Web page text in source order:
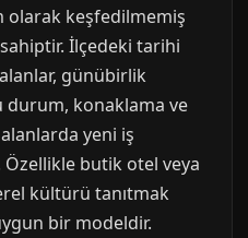
olarak keşfedilmemiş
İlçedeki tarihi
günübirlik
durum, konaklama ve
yeni iş
Özellikle butik otel veya
kültürü tanıtmak
bir modeldir.